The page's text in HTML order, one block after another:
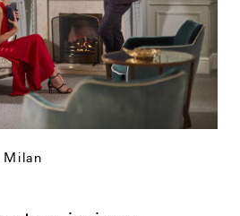
Milan